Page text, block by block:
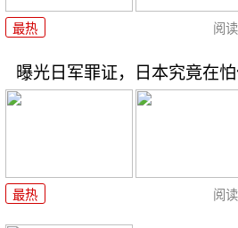
最热 阅读
曝光日军罪证，日本究竟在怕
最热 阅读